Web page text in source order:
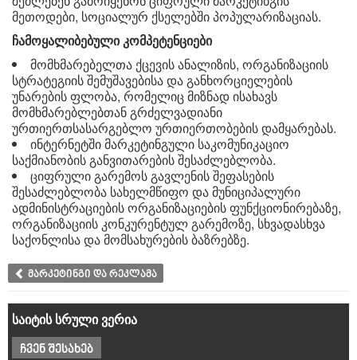
მეთოდები, სოციალურ ქსელებში პოპულარიზაციას.
ჩამოყალიბებული კომპეტენციები
მომხმარებელთა ქცევის ანალიზის, ორგანიზაციის
სტრატეგიის შემუშავებისა და განხორციელების
უნარების ფლობა, რომელიც მიზნად ისახავს
მომხმარებლებთან გრძელვადიანი
ურთიერთსასარგებლო ურთიერთობების დამყარებას.
ინტერნეტში მარკეტინგული საკომუნიკაციო
საქმიანობის განვითარების შესაძლებლობა.
ციფრული გარემოს გავლენის შეფასების
შესაძლებლობა სახელმწიფო და მუნიციპალური
ადმინისტრაციების ორგანიზაციების ფუნქციონირებაზე,
ორგანიზაციის კონკურენტულ გარემოზე, სხვადასხვა
საქონლისა და მომსახურების ბაზრებზე.
მარკეტინგი და რეკლამა
საიტის სრული ვერია
ჩვენ შესახებ